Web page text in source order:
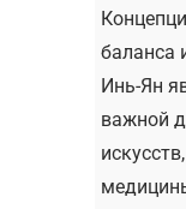
баланса
Инь-Ян
важной